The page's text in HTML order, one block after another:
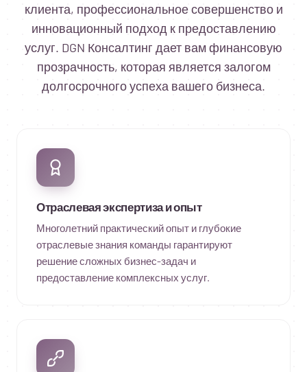
отнимает много
времени?
аудиту?
Планируете рост
реструктуризацию?
клиента, профессиональное совершенство и
инновационный подход к предоставлению
услуг. DGN Консалтинг дает вам финансовую
прозрачность, которая является залогом
долгосрочного успеха вашего бизнеса.
Отраслевая экспертиза и опыт
Многолетний практический опыт и глубокие
отраслевые знания команды гарантируют
решение сложных бизнес-задач и
предоставление комплексных услуг.